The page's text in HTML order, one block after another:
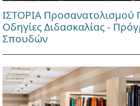
ΙΣΤΟΡΙΑ Προσανατολισμού
Οδηγίες Διδασκαλίας -
Σπουδών